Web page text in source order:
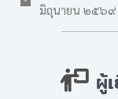
มิถุนายน ๒๕๖๙
ผู้เ